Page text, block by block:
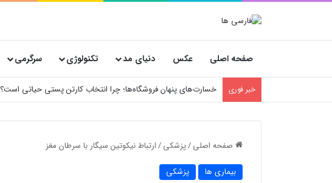
صفحه اصلی عکس دنیای مد تکنولوژی سرگرمی
خبر فوری خسارت‌های پنهان فروشگاه‌ها؛ چرا انتخاب کارتن پستی حیاتی است؟
صفحه اصلی/پزشکی/ ارتباط نیکوتین سیگار با سرطان مغز
بیماری ها پزشکی